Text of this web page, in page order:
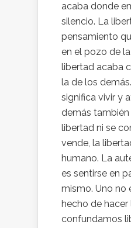
acaba donde
silencio. La
pensamiento
en el pozo de
libertad acaba
la de los
significa vivir y
demás también
libertad ni se
vende, la
humano. La
es sentirse en
mismo. Uno no
hecho de hacer
confundamos